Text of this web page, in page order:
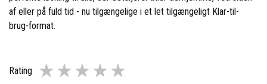
af ​​eller på fuld tid - nu tilgængelige i et let tilgængeligt Klar-til-
brug-format.
Rating